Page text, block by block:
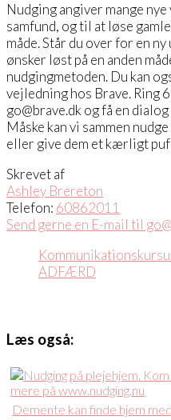
Nudging angiver mange
samfund, og til at løse
måde. Står du over for en
ønsker løst på en anden
nudgingmetoden. Du kan
vejledning hos Brave. Ring
go@brave.dk og få en
Måske kan vi sammen
eller give dem et kærligt
Skrevet af
Ashley Brereton
Telefon: 60862011
Send gerne en E-mail til
ADFÆRD
Læs også:
Demente kan finde hjem